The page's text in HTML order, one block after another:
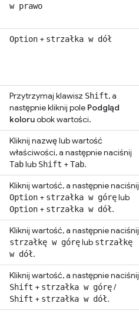
w prawo
Option + strzałka w dół
Przytrzymaj klawisz Shift, a
następnie kliknij pole Podgląd
koloruobok wartości.
Kliknij nazwę lub wartość
właściwości, a następnie naciśnij
Tablub Shift +Tab.
Kliknij wartość, a następnie naciśnij
Option + strzałka w góręlub
Option + strzałka w dół.
Kliknij wartość, a następnie naciśnij
strzałkę w góręlub strzałkę
w dół.
Kliknij wartość, a następnie naciśnij
Shift + strzałka w górę/
Shift + strzałka w dół.